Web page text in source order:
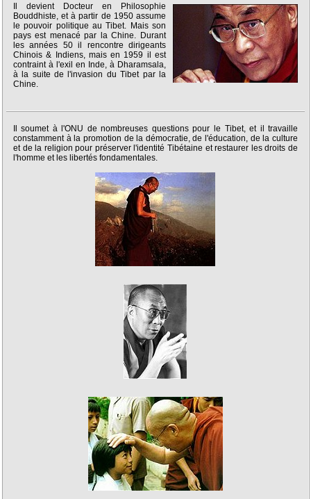
Il devient Docteur en Philosophie
Bouddhiste, et à partir de 1950 assume
le pouvoir politique au Tibet. Mais son
pays est menacé par la Chine. Durant
les années 50 il rencontre dirigeants
Chinois & Indiens, mais en 1959 il est
contraint à l'exil en Inde, à Dharamsala,
à la suite de l'invasion du Tibet par la
Chine.
Il soumet à l'ONU de nombreuses questions pour le Tibet, et il travaille
constamment à la promotion de la démocratie, de l'éducation, de la culture
et de la religion pour préserver l'identité Tibétaine et restaurer les droits de
l'homme et les libertés fondamentales.